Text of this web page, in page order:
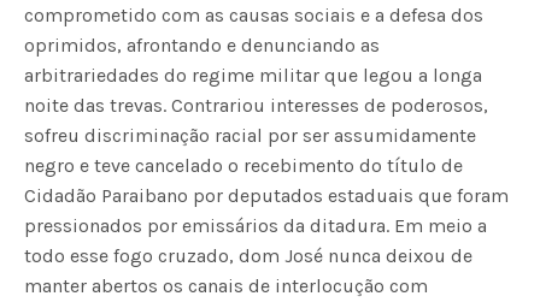
comprometido com as causas sociais e a defesa dos
oprimidos, afrontando e denunciando as
arbitrariedades do regime militar que legou a longa
noite das trevas. Contrariou interesses de poderosos,
sofreu discriminação racial por ser assumidamente
negro e teve cancelado o recebimento do título de
Cidadão Paraibano por deputados estaduais que foram
pressionados por emissários da ditadura. Em meio a
todo esse fogo cruzado, dom José nunca deixou de
manter abertos os canais de interlocução com